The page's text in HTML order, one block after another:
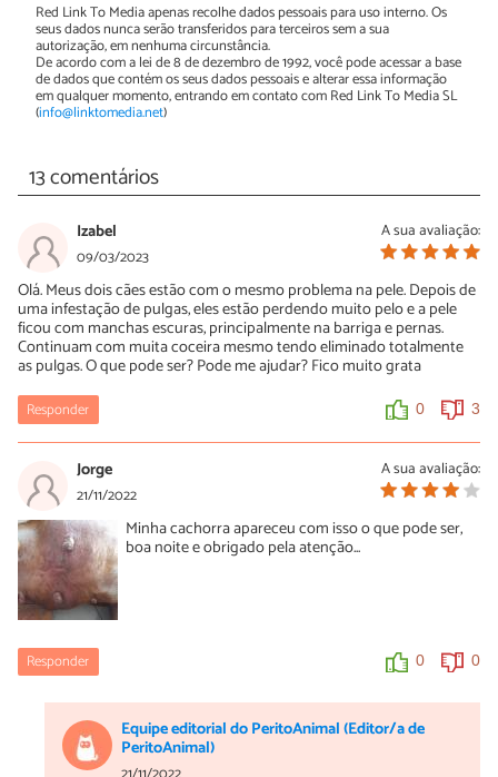
Red Link To Media apenas recolhe dados pessoais para uso interno. Os
seus dados nunca serão transferidos para terceiros sem a sua
autorização, em nenhuma circunstância.
De acordo com a lei de 8 de dezembro de 1992, você pode acessar a base
de dados que contém os seus dados pessoais e alterar essa informação
em qualquer momento, entrando em contato com Red Link To Media SL
(info@linktomedia.net)
13 comentários
A sua avaliação:
Izabel
09/03/2023
Olá. Meus dois cães estão com o mesmo problema na pele. Depois de
uma infestação de pulgas, eles estão perdendo muito pelo e a pele
ficou com manchas escuras, principalmente na barriga e pernas.
Continuam com muita coceira mesmo tendo eliminado totalmente
as pulgas. O que pode ser? Pode me ajudar? Fico muito grata
Responder 0 3
A sua avaliação:
Jorge
21/11/2022
Minha cachorra apareceu com isso o que pode ser,
boa noite e obrigado pela atenção...
Responder 0 0
Equipe editorial do PeritoAnimal (Editor/a de
PeritoAnimal)